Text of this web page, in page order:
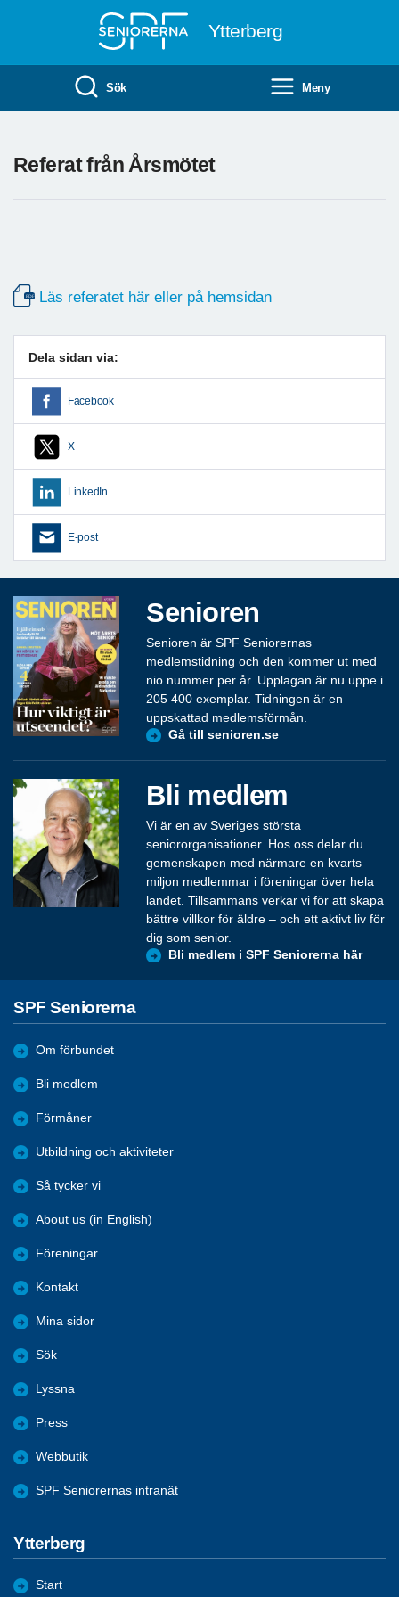
Ytterberg
Sök Meny
Referat från Årsmötet
Läs referatet här eller på hemsidan
Dela sidan via:
Facebook
X
LinkedIn
E-post
Senioren
Senioren är SPF Seniorernas
medlemstidning och den kommer ut med
nio nummer per år. Upplagan är nu uppe i
205 400 exemplar. Tidningen är en
uppskattad medlemsförmån.
Gå till senioren.se
Bli medlem
Vi är en av Sveriges största
seniororganisationer. Hos oss delar du
gemenskapen med närmare en kvarts
miljon medlemmar i föreningar över hela
landet. Tillsammans verkar vi för att skapa
bättre villkor för äldre – och ett aktivt liv för
dig som senior.
Bli medlem i SPF Seniorerna här
SPF Seniorerna
Om förbundet
Bli medlem
Förmåner
Utbildning och aktiviteter
Så tycker vi
About us (in English)
Föreningar
Kontakt
Mina sidor
Sök
Lyssna
Press
Webbutik
SPF Seniorernas intranät
Ytterberg
Start